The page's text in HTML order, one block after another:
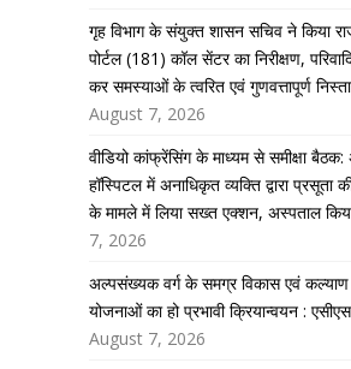
गृह विभाग के संयुक्त शासन सचिव ने किया
पोर्टल (181) कॉल सेंटर का निरीक्षण,
कर समस्याओं के त्वरित एवं गुणवत्तापूर्ण
August 7, 2026
वीडियो कांफ्रेंसिंग के माध्यम से समीक्षा
हॉस्पिटल में अनाधिकृत व्यक्ति द्वारा प्रसूता
के मामले में लिया सख्त एक्शन, अस्पताल
7, 2026
अल्पसंख्यक वर्ग के समग्र विकास एवं
योजनाओं का हो प्रभावी क्रियान्वयन :
August 7, 2026